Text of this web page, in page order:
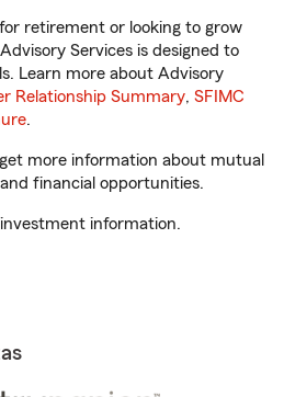
retirement or looking to grow
Services is designed to
Learn more about Advisory
Relationship Summary, SFIMC
.
more information about mutual
financial opportunities.
information.